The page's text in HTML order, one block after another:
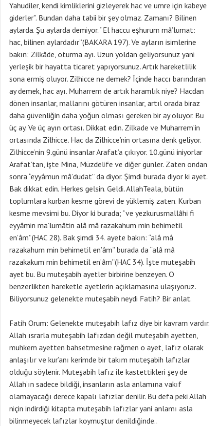
Yahudiler, kendi kimliklerini gizleyerek hac ve umre için kabeye
giderler”. Bundan daha tabii bir şey olmaz. Zamanı? Bilinen
aylarda. Şu aylarda demiyor. “El haccu eşhurum mâ’lumat:
hac, bilinen aylardadır”(BAKARA 197). Ve ayların isimlerine
bakın: Zilkâde, oturma ayı. Uzun yoldan geliyorsunuz yani
yerleşik bir hayatta ticaret yapıyorsunuz. Artık hareketlilik
sona ermiş oluyor. Zilhicce ne demek? İçinde haccı barındıran
ay demek, hac ayı. Muharrem de artık haramlık niye? Hacdan
dönen insanlar, mallarını götüren insanlar, artıl orada biraz
daha güvenliğin daha yoğun olması gereken bir ay oluyor. Bu
üç ay. Ve üç ayın ortası. Dikkat edin. Zilkade ve Muharrem’in
ortasında Zilhicce. Hac da Zilhicce’nin ortasına denk geliyor.
Zilhicce’nin 9.günü insanlar Arafat’a çıkıyor. 10.günü iniyorlar
Arafat’tan, işte Mina, Müzdelife ve diğer günler. Zaten ondan
sonra “eyyâmun mâ’dudat” da diyor. Şimdi burada diyor ki ayet.
Bak dikkat edin. Herkes gelsin. Geldi. AllahTeala, bütün
toplumlara kurban kesme görevi de yüklemiş zaten. Kurban
kesme mevsimi bu. Diyor ki burada; “ve yezkurusmallâhi fi
eyyâmin ma’lumâtin alâ mâ razakahum min behimetil
en’âm”(HAC 28). Bak şimdi 34. ayete bakın: “alâ mâ
razakahum min behimetil en’âm” burada da “alâ mâ
razakakum min behimetil en’âm”(HAC 34). İşte muteşabih
ayet bu. Bu muteşabih ayetler birbirine benzeyen. O
benzerlikten hareketle ayetlerin açıklamasına ulaşıyoruz.
Biliyorsunuz gelenekte muteşabih neydi Fatih? Bir anlat.
Fatih Orum: Gelenekte muteşabih lafız diye bir kavram vardır.
Allah ısrarla muteşabih lafızdan değil muteşabih ayetten,
muhkem ayetten bahsetmesine rağmen o ayet, lafız olarak
anlaşılır ve kur’anı kerimde bir takım muteşabih lafızlar
olduğu söylenir. Muteşabih lafız ile kastettikleri şey de
Allah’ın sadece bildiği, insanların asla anlamına vakıf
olamayacağı derece kapalı lafızlar denilir. Bu defa peki Allah
niçin indirdiği kitapta muteşabih lafızlar yani anlamı asla
bilinmeyecek lafızlar koymuştur denildiğinde..